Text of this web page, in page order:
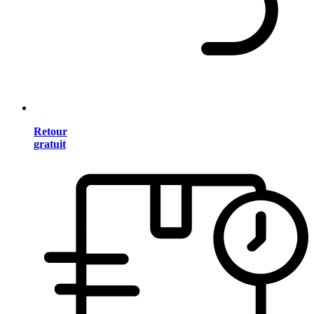
Retour
gratuit